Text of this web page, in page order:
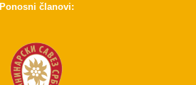
Ponosni članovi: